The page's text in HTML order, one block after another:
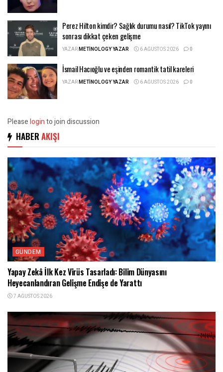
Perez Hilton kimdir? Sağlık durumu nasıl? TikTok yayını
sonrası dikkat çeken gelişme
YAZARMETINOLOGY YAZAR 6 AĞUSTOS 2026 0
İsmail Hacıoğlu ve eşinden romantik tatil kareleri
YAZARMETINOLOGY YAZAR 6 AĞUSTOS 2026 0
Pleaseloginto join discussion
HABER AKIŞI
GÜNDEM
Yapay Zekâ İlk Kez Virüs Tasarladı: Bilim Dünyasını
Heyecanlandıran Gelişme Endişe de Yarattı
7 AĞUSTOS 2026